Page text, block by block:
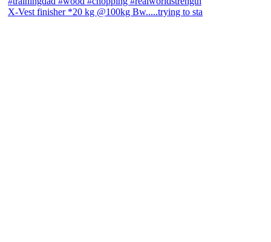
X-Vest finisher *20 kg @100kg Bw.....trying to sta